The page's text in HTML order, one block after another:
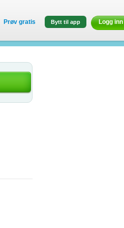
Prøv gratis Bytt til app Logg inn